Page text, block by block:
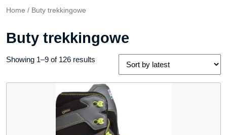
Home / Buty trekkingowe
Buty trekkingowe
Showing 1–9 of 126 results